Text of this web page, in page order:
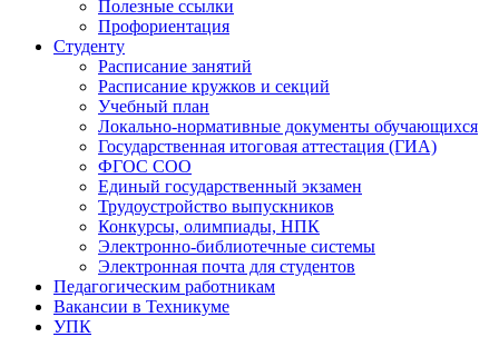
Полезные ссылки
Профориентация
Студенту
Расписание занятий
Расписание кружков и секций
Учебный план
Локально-нормативные документы обучающихся
Государственная итоговая аттестация (ГИА)
ФГОС СОО
Единый государственный экзамен
Трудоустройство выпускников
Конкурсы, олимпиады, НПК
Электронно-библиотечные системы
Электронная почта для студентов
Педагогическим работникам
Вакансии в Техникуме
УПК